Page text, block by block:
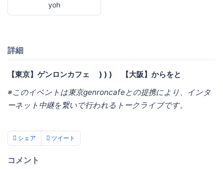
yoh
詳細
【東京】ゲンロンカフェ ) ) ) 【大阪】からをと
※このイベントは東京genroncafeとの提携により、インタ
ーネット中継を繋いで行われるトークライブです。
シェア ツイート
コメント